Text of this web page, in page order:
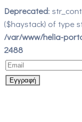
Deprecated:
($haystack) of type
/var/www/helia-
2488